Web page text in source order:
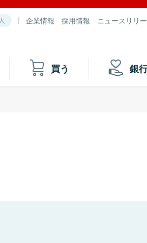
企業情報 採用情報 ニュースリリ
買う 銀